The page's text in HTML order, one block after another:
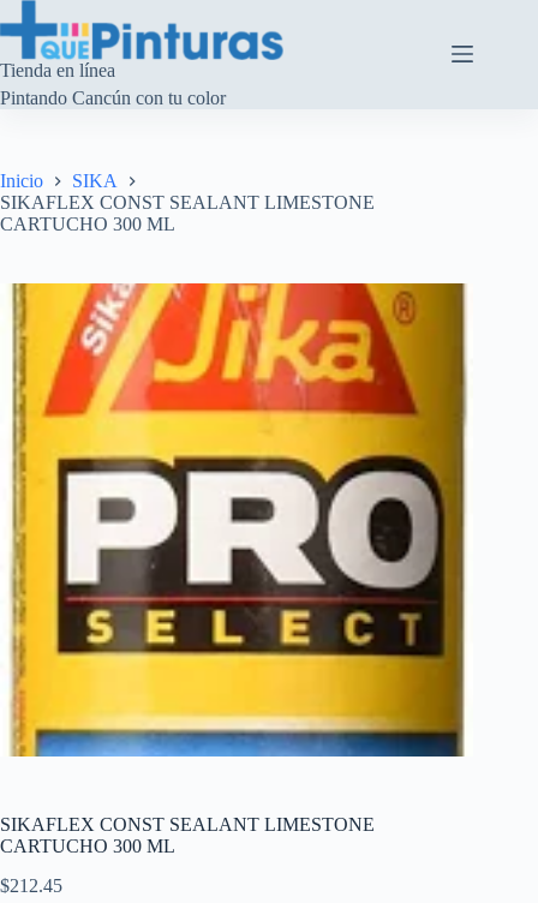
al
contenido
Tienda en línea
Pintando Cancún con tu color
Inicio
SIKA
SIKAFLEX CONST SEALANT LIMESTONE
CARTUCHO 300 ML
SIKAFLEX CONST SEALANT LIMESTONE
CARTUCHO 300 ML
$212.45